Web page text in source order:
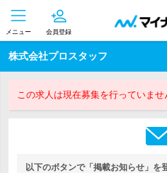
メニュー 会員登録
株式会社プロスタッフ
この求人は現在募集を行っていませ
以下のボタンで「掲載お知らせ」を